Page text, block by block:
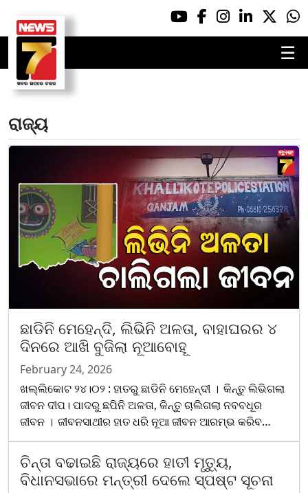
☰
ରାଜ୍ୟ
ଛାଡିନି ମେହେନ୍ଦି, ଲିଭିନି ଅଳତା, ବାହାଘରର ୪
ଦିନରେ ଆଖି ବୁଜିଲା ନୂଆବୋହୂ
February 24, 2026
ଖଲ୍ଲିକୋଟ ୨୪।୦୨ : ହାତରୁ ଛାଡିନି ମେହେନ୍ଦୀ । କିନ୍ତୁ ଲିଭିଗଲା
ଜୀବନ ଦୀପ। ପାଦରୁ ଛପିନି ଅଳତା, କିନ୍ତୁ ଚାଲିଗଲା ନବବଧୂର
ଜୀବନ । ଜୀବନସାଥୀର ହାତ ଧରି ନୂଆ ଜୀବନ ଆରମ୍ଭ କରିବ
ବୋଲି କେତେ ସପନ ଦେଖିଥିଲେ । ହେଲେ ତାପୂର୍ବରୁ ସବୁ ସୁଖ
ହଜିଗଲା ଦୁଃଖର ସେହି କଳାବାଦଲ ଭିତରେ । ବିବାହ ମାତ୍ର ୪ ଦିନ
ପରେ ଆଖି...
ଚିନ୍ତା ବଢାଇଛି ରାଜ୍ୟରେ ହାତୀ ମୃତ୍ୟୁ,
ବିଧାନସଭାରେ ମନ୍ତ୍ରୀ ଦେଲେ ସ୍ପଷ୍ଟ ସୂଚନା